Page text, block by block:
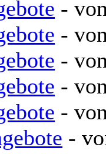
-
-
-
-
-
-